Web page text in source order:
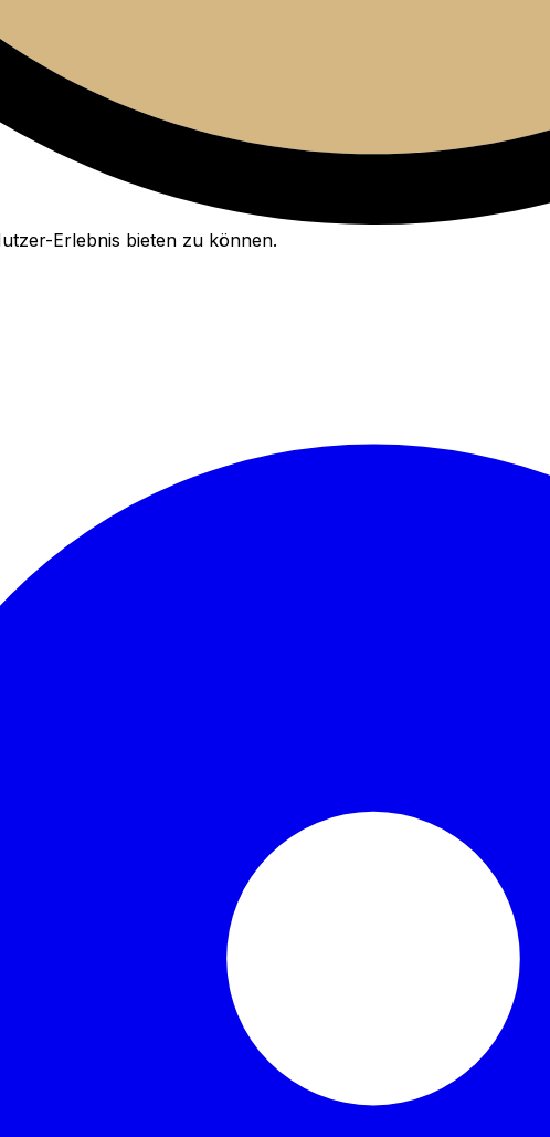
Erlebnis bieten zu können.